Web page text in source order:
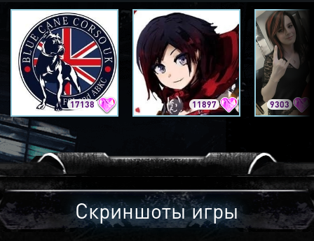
17138 11897 9303
Скриншоты игры